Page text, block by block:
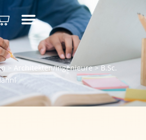
> Architekten/Ingenieure>B.Sc.